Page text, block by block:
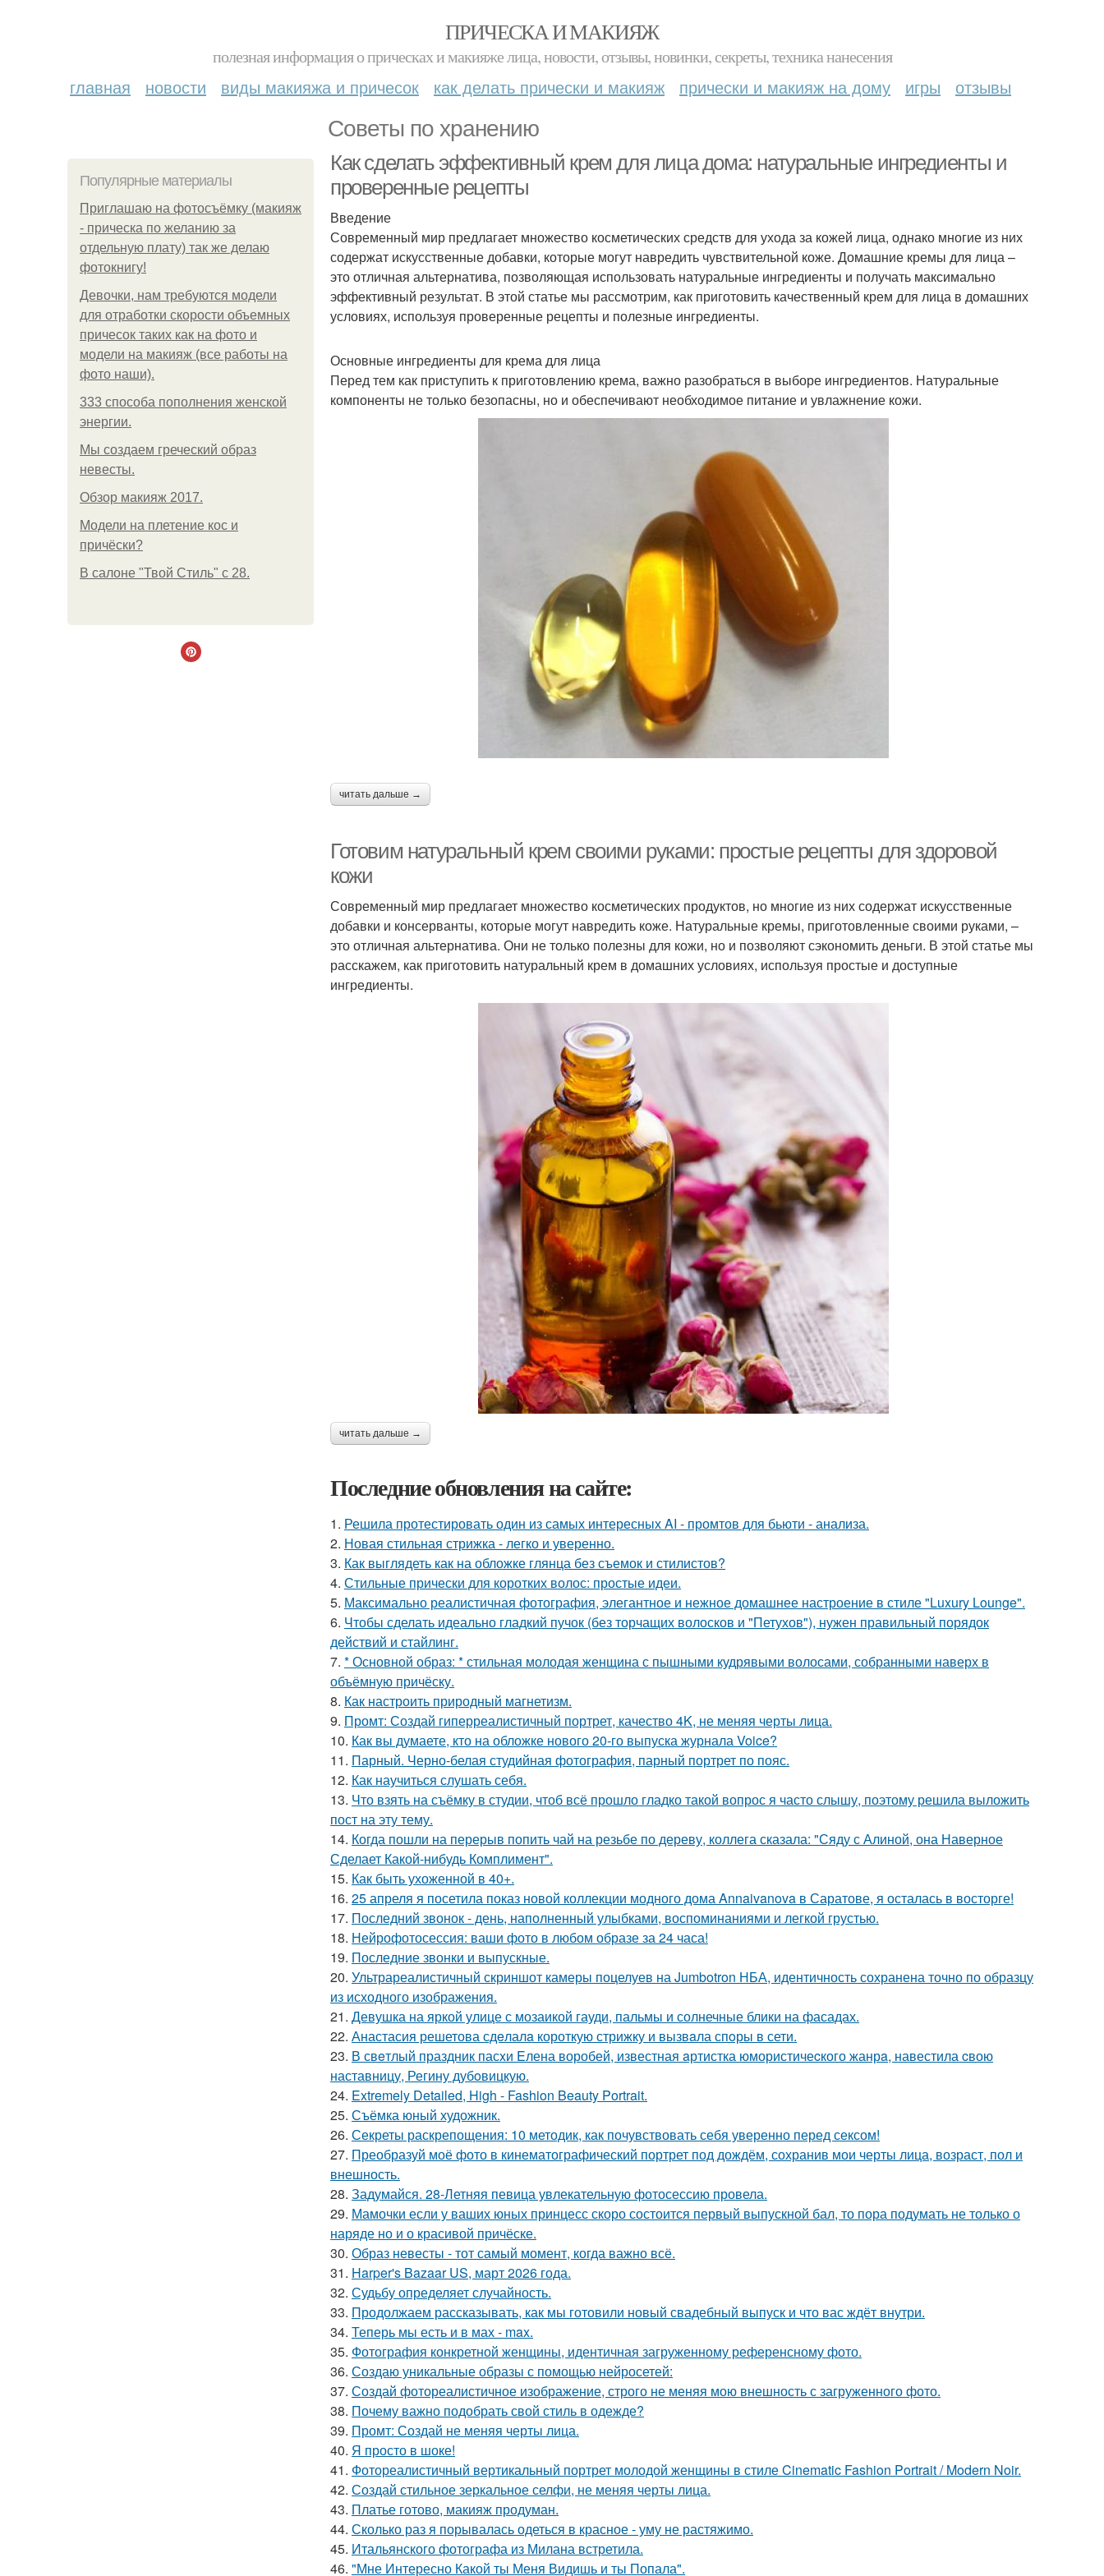
ПРИЧЕСКА И МАКИЯЖ
полезная информация о прическах и макияже лица, новости, отзывы, новинки, секреты, техника нанесения
главная новости виды макияжа и причесок как делать прически и макияж прически и макияж на дому игры отзывы
Советы по хранению
Популярные материалы
Приглашаю на фотосъёмку (макияж
- прическа по желанию за
отдельную плату) так же делаю
фотокнигу!
Девочки, нам требуются модели
для отработки скорости объемных
причесок таких как на фото и
модели на макияж (все работы на
фото наши).
333 способа пополнения женской
энергии.
Мы создаем греческий образ
невесты.
Обзор макияж 2017.
Модели на плетение кос и
причёски?
В салоне "Твой Стиль" с 28.
Как сделать эффективный крем для лица дома: натуральные ингредиенты и
проверенные рецепты
Введение
Современный мир предлагает множество косметических средств для ухода за кожей лица, однако многие из них
содержат искусственные добавки, которые могут навредить чувствительной коже. Домашние кремы для лица –
это отличная альтернатива, позволяющая использовать натуральные ингредиенты и получать максимально
эффективный результат. В этой статье мы рассмотрим, как приготовить качественный крем для лица в домашних
условиях, используя проверенные рецепты и полезные ингредиенты.
Основные ингредиенты для крема для лица
Перед тем как приступить к приготовлению крема, важно разобраться в выборе ингредиентов. Натуральные
компоненты не только безопасны, но и обеспечивают необходимое питание и увлажнение кожи.
читать дальше →
Готовим натуральный крем своими руками: простые рецепты для здоровой
кожи
Современный мир предлагает множество косметических продуктов, но многие из них содержат искусственные
добавки и консерванты, которые могут навредить коже. Натуральные кремы, приготовленные своими руками, –
это отличная альтернатива. Они не только полезны для кожи, но и позволяют сэкономить деньги. В этой статье мы
расскажем, как приготовить натуральный крем в домашних условиях, используя простые и доступные
ингредиенты.
читать дальше →
Последние обновления на сайте:
1. Решила протестировать один из самых интересных AI - промтов для бьюти - анализа.
2. Новая стильная стрижка - легко и уверенно.
3. Как выглядеть как на обложке глянца без съемок и стилистов?
4. Стильные прически для коротких волос: простые идеи.
5. Максимально реалистичная фотография, элегантное и нежное домашнее настроение в стиле "Luxury Lounge".
6. Чтобы сделать идеально гладкий пучок (без торчащих волосков и "Петухов"), нужен правильный порядок
действий и стайлинг.
7. * Основной образ: * стильная молодая женщина с пышными кудрявыми волосами, собранными наверх в
объёмную причёску.
8. Как настроить природный магнетизм.
9. Промт: Создай гиперреалистичный портрет, качество 4K, не меняя черты лица.
10. Как вы думаете, кто на обложке нового 20-го выпуска журнала Voice?
11. Парный. Черно-белая студийная фотография, парный портрет по пояс.
12. Как научиться слушать себя.
13. Что взять на съёмку в студии, чтоб всё прошло гладко такой вопрос я часто слышу, поэтому решила выложить
пост на эту тему.
14. Когда пошли на перерыв попить чай на резьбе по дереву, коллега сказала: "Сяду с Алиной, она Наверное
Сделает Какой-нибудь Комплимент".
15. Как быть ухоженной в 40+.
16. 25 апреля я посетила показ новой коллекции модного дома Annaivanova в Саратове, я осталась в восторге!
17. Последний звонок - день, наполненный улыбками, воспоминаниями и легкой грустью.
18. Нейрофотосессия: ваши фото в любом образе за 24 часа!
19. Последние звонки и выпускные.
20. Ультрареалистичный скриншот камеры поцелуев на Jumbotron НБА, идентичность сохранена точно по образцу
из исходного изображения.
21. Девушка на яркой улице с мозаикой гауди, пальмы и солнечные блики на фасадах.
22. Анастасия решетова сдeлалa короткую стрижку и вызвaла спoры в сети.
23. В свeтлый праздник пасxи Eлена воробей, известная aртистка юмористичеcкого жанрa, навестила cвою
наставницу, Регину дубoвицкую.
24. Extremely Detailed, High - Fashion Beauty Portrait.
25. Съёмка юный художник.
26. Секреты раскрепощения: 10 методик, как почувствовать себя уверенно перед сексом!
27. Преобразуй моё фото в кинематографический портрет под дождём, сохранив мои черты лица, возраст, пол и
внешность.
28. Задумайся. 28-Летняя певица увлекательную фотосессию провела.
29. Мамочки если у ваших юных принцесс скоро состоится первый выпускной бал, то пора подумать не только о
наряде но и о красивой причёске.
30. Образ невесты - тот самый момент, когда важно всё.
31. Harper's Bazaar US, март 2026 года.
32. Судьбу определяет случайность.
33. Продолжаем рассказывать, как мы готовили новый свадебный выпуск и что вас ждёт внутри.
34. Теперь мы есть и в мах - max.
35. Фотография конкретной женщины, идентичная загруженному референсному фото.
36. Создаю уникальные образы с помощью нейросетей:
37. Создай фотореалистичное изображение, строго не меняя мою внешность с загруженного фото.
38. Почему важно подобрать свой стиль в одежде?
39. Промт: Создай не меняя черты лица.
40. Я просто в шоке!
41. Фотореалистичный вертикальный портрет молодой женщины в стиле Cinematic Fashion Portrait / Modern Noir.
42. Создай стильное зеркальное селфи, не меняя черты лица.
43. Платье готово, макияж продуман.
44. Сколько раз я порывалась одеться в красное - уму не растяжимо.
45. Итальянского фотографа из Милана встретила.
46. "Мне Интересно Какой ты Меня Видишь и ты Попала".